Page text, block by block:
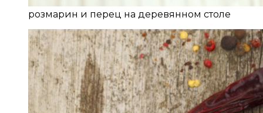
розмарин и перец на деревянном столе